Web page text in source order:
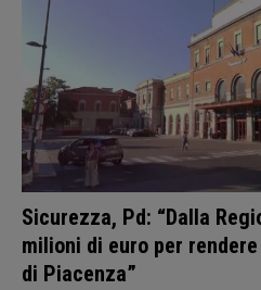
Sicurezza, Pd: “Dalla
milioni di euro per
di Piacenza”